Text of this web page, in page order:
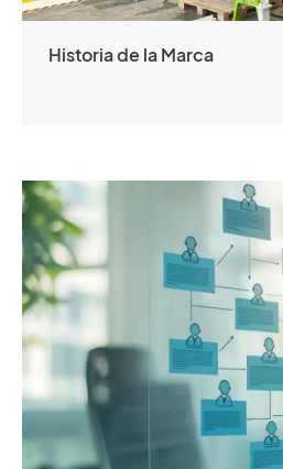
Historia de la Marca